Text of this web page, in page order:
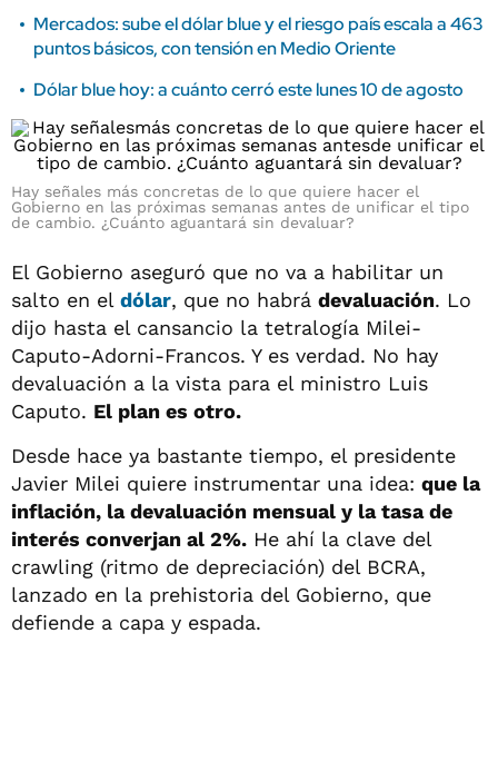
Mercados: sube el dólar blue y el riesgo país escala a 463
puntos básicos, con tensión en Medio Oriente
Dólar blue hoy: a cuánto cerró este lunes 10 de agosto
Hay señales más concretas de lo que quiere hacer el
Gobierno en las próximas semanas antes de unificar el tipo
de cambio. ¿Cuánto aguantará sin devaluar?
El Gobierno aseguró que no va a habilitar un
salto en el dólar, que no habrá devaluación. Lo
dijo hasta el cansancio la tetralogía Milei-
Caputo-Adorni-Francos. Y es verdad. No hay
devaluación a la vista para el ministro Luis
Caputo. El plan es otro.
Desde hace ya bastante tiempo, el presidente
Javier Milei quiere instrumentar una idea: que la
inflación, la devaluación mensual y la tasa de
interés converjan al 2%. He ahí la clave del
crawling (ritmo de depreciación) del BCRA,
lanzado en la prehistoria del Gobierno, que
defiende a capa y espada.